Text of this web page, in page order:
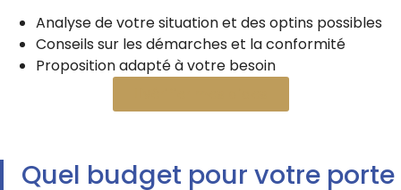
Analyse de votre situation et des optins possibles
Conseils sur les démarches et la conformité
Proposition adapté à votre besoin
Quel budget pour votre porte